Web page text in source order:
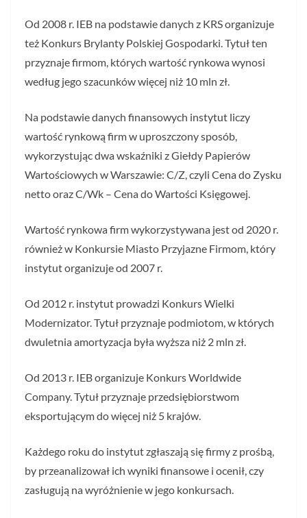
Od 2008 r. IEB na podstawie danych z KRS organizuje
też Konkurs Brylanty Polskiej Gospodarki. Tytuł ten
przyznaje firmom, których wartość rynkowa wynosi
według jego szacunków więcej niż 10 mln zł.
Na podstawie danych finansowych instytut liczy
wartość rynkową firm w uproszczony sposób,
wykorzystując dwa wskaźniki z Giełdy Papierów
Wartościowych w Warszawie: C/Z, czyli Cena do Zysku
netto oraz C/Wk – Cena do Wartości Księgowej.
Wartość rynkowa firm wykorzystywana jest od 2020 r.
również w Konkursie Miasto Przyjazne Firmom, który
instytut organizuje od 2007 r.
Od 2012 r. instytut prowadzi Konkurs Wielki
Modernizator. Tytuł przyznaje podmiotom, w których
dwuletnia amortyzacja była wyższa niż 2 mln zł.
Od 2013 r. IEB organizuje Konkurs Worldwide
Company. Tytuł przyznaje przedsiębiorstwom
eksportującym do więcej niż 5 krajów.
Każdego roku do instytut zgłaszają się firmy z prośbą,
by przeanalizował ich wyniki finansowe i ocenił, czy
zasługują na wyróżnienie w jego konkursach.